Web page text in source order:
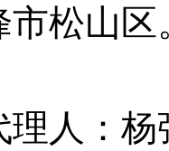
市松山区
理人：